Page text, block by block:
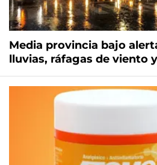
Media provincia bajo
lluvias, ráfagas de viento